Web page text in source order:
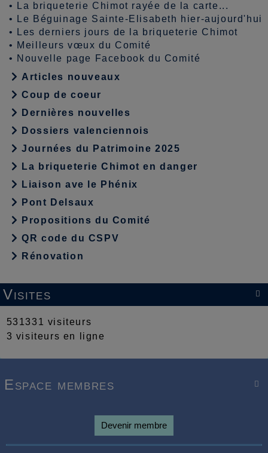
•
La briqueterie Chimot rayée de la carte...
•
Le Béguinage Sainte-Elisabeth hier-aujourd'hui
•
Les derniers jours de la briqueterie Chimot
• Meilleurs vœux du Comité
• Nouvelle page Facebook du Comité
Articles nouveaux
Coup de coeur
Dernières nouvelles
Dossiers valenciennois
Journées du Patrimoine 2025
La briqueterie Chimot en danger
Liaison ave le Phénix
Pont Delsaux
Propositions du Comité
QR code du CSPV
Rénovation

Visites
531331 visiteurs
3 visiteurs en ligne

Espace membres
Devenir membre